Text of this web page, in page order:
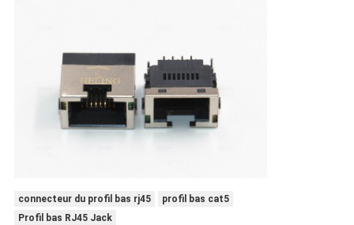
connecteur du profil bas rj45
profil bas cat5
Profil bas RJ45 Jack